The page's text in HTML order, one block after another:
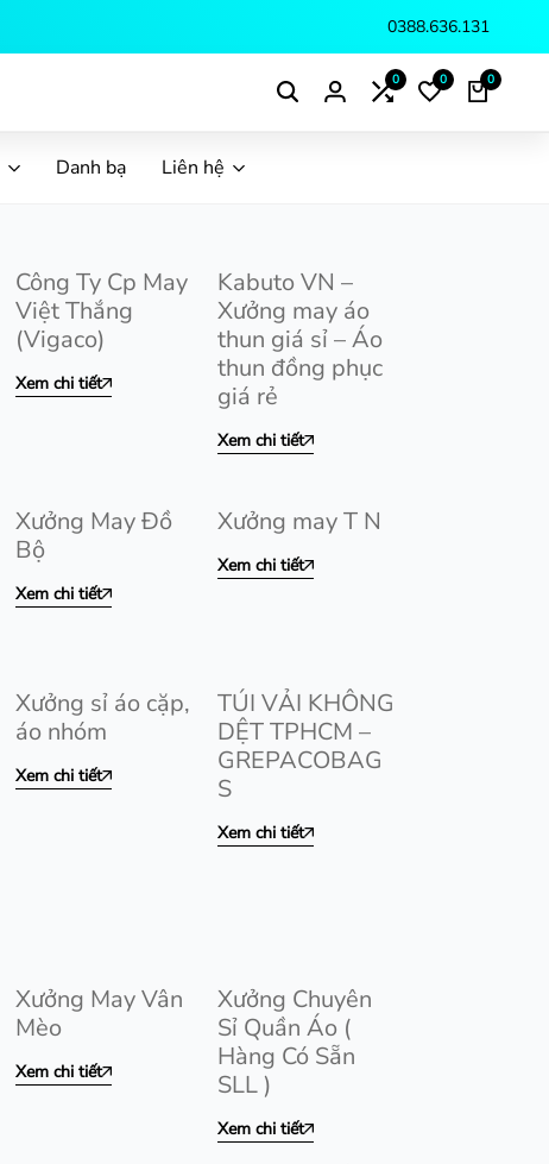
0388.636.131
0 0 0
Danh bạ Liên hệ
Công Ty Cp May
Việt Thắng
(Vigaco)
Xem chi tiết
Kabuto VN –
Xưởng may áo
thun giá sỉ – Áo
thun đồng phục
giá rẻ
Xem chi tiết
Xưởng May Đồ
Bộ
Xem chi tiết
Xưởng may T N
Xem chi tiết
Xưởng sỉ áo cặp,
áo nhóm
Xem chi tiết
TÚI VẢI KHÔNG
DỆT TPHCM –
GREPACOBAG
S
Xem chi tiết
Xưởng May Vân
Mèo
Xem chi tiết
Xưởng Chuyên
Sỉ Quần Áo (
Hàng Có Sẵn
SLL )
Xem chi tiết